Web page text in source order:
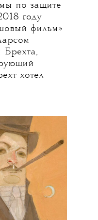
по защите
году
фильм»
хотел